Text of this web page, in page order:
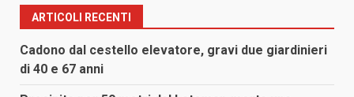
ARTICOLI RECENTI
Cadono dal cestello elevatore, gravi due giardinieri
di 40 e 67 anni